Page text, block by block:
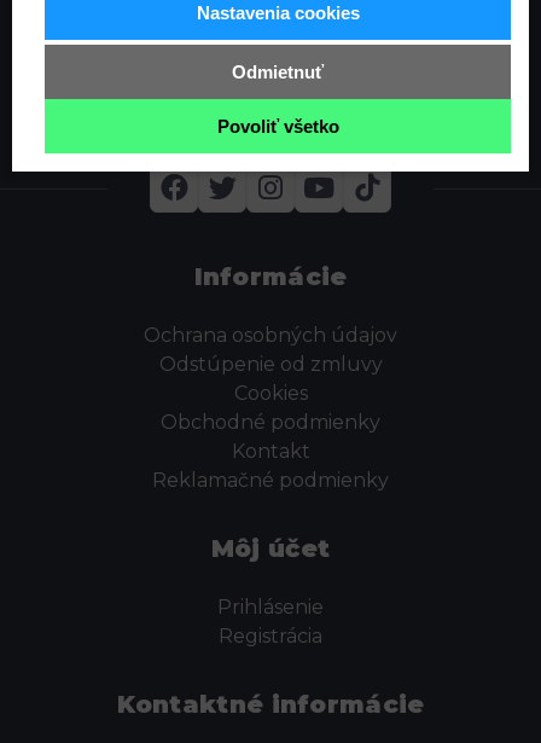
Informácie
Ochrana osobných údajov
Odstúpenie od zmluvy
Cookies
Obchodné podmienky
Kontakt
Reklamačné podmienky
Môj účet
Prihlásenie
Registrácia
Kontaktné informácie
Nastavenia cookies
Odmietnuť
Povoliť všetko